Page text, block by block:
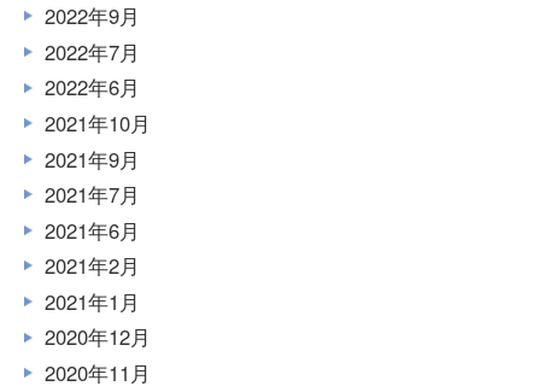
2022年9月
2022年7月
2022年6月
2021年10月
2021年9月
2021年7月
2021年6月
2021年2月
2021年1月
2020年12月
2020年11月